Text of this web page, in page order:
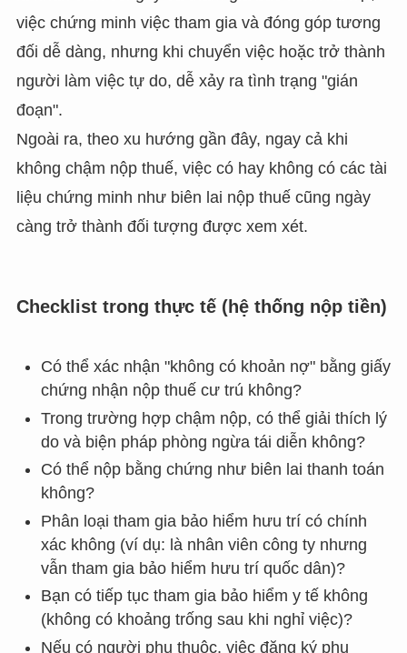
việc chứng minh việc tham gia và đóng góp tương
đối dễ dàng, nhưng khi chuyển việc hoặc trở thành
người làm việc tự do, dễ xảy ra tình trạng "gián
đoạn".
Ngoài ra, theo xu hướng gần đây, ngay cả khi
không chậm nộp thuế, việc có hay không có các tài
liệu chứng minh như biên lai nộp thuế cũng ngày
càng trở thành đối tượng được xem xét.
Checklist trong thực tế (hệ thống nộp tiền)
Có thể xác nhận "không có khoản nợ" bằng giấy
chứng nhận nộp thuế cư trú không?
Trong trường hợp chậm nộp, có thể giải thích lý
do và biện pháp phòng ngừa tái diễn không?
Có thể nộp bằng chứng như biên lai thanh toán
không?
Phân loại tham gia bảo hiểm hưu trí có chính
xác không (ví dụ: là nhân viên công ty nhưng
vẫn tham gia bảo hiểm hưu trí quốc dân)?
Bạn có tiếp tục tham gia bảo hiểm y tế không
(không có khoảng trống sau khi nghỉ việc)?
Nếu có người phụ thuộc, việc đăng ký phụ